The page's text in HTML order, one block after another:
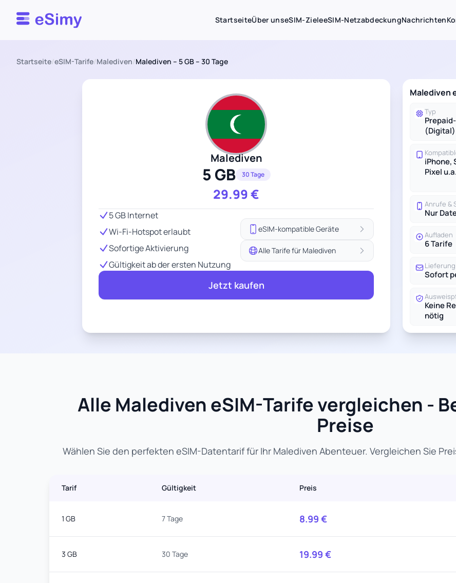
Esimy StartseiteÜber unseSIM-ZieleeSIM-NetzabdeckungNachrichten
Startseite/eSIM-Tarife/Malediven/Malediven – 5 GB – 30 Tage
Malediven
5 GB 30 Tage
29.99€
5 GB Internet
Wi-Fi-Hotspot erlaubt
Sofortige Aktivierung
Gültigkeit ab der ersten Nutzung
eSIM-kompatible Geräte
Alle Tarife für Malediven
Jetzt kaufen
Malediven
Typ
(Digital)
iPhone,
Pixel u.a.
Anrufe &
Nur
Aufladen
6 Tarife
Lieferung
Sofort
Keine
nötig
Alle Malediven eSIM-Tarife vergleichen -
Preise
Wählen Sie den perfekten eSIM-Datentarif für Ihr Malediven Abenteuer. Vergleichen Sie
Tarif Gültigkeit Preis
1 GB 7 Tage 8.99 €
3 GB 30 Tage 19.99 €